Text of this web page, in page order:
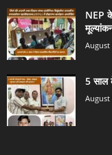
NEP
August
5 साल
August